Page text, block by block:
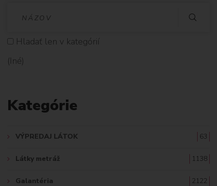
D
Hladať len v kategórií
(Iné)
Kategórie
VÝPREDAJ LÁTOK 63
Látky metráž 1138
Galantéria 2122